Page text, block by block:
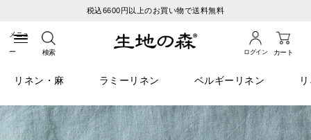
税込6600円以上のお買い物で送料無料
検索 ログイン カート
リネン・麻 ラミーリネン ベルギーリネン